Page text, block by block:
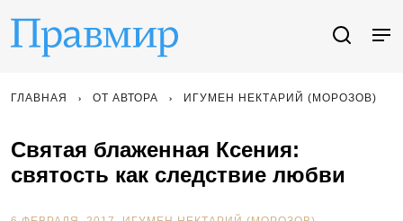
ГЛАВНАЯ ОТ АВТОРА ИГУМЕН НЕКТАРИЙ (МОРОЗОВ)
Святая блаженная Ксения:
святость как следствие любви